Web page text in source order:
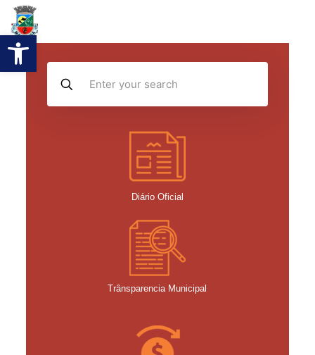
Diário Oficial
Trânsparencia Municipal
Abrir a barra de ferramentas